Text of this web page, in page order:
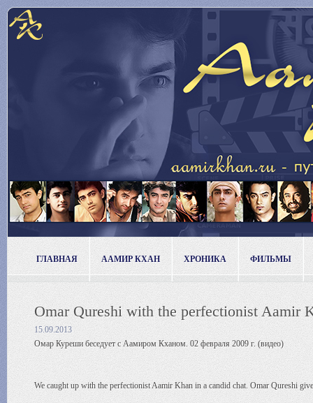
ГЛАВНАЯ ААМИР КХАН ХРОНИКА ФИЛЬМЫ
Omar Qureshi with the perfectionist Aamir
15.09.2013
Омар Куреши беседует с Аамиром Кханом. 02 февраля 2009 г. (видео)
We caught up with the perfectionist Aamir Khan in a candid chat. Omar Qureshi